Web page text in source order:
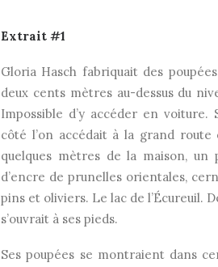
Extrait #1
Gloria Hasch fabriquait des
deux cents mètres au-dessus du
Impossible d’y accéder en voiture.
côté l’on accédait à la grand
quelques mètres de la maison,
d’encre de prunelles orientales,
pins et oliviers. Le lac de l’Écureuil.
s’ouvrait à ses pieds.
Ses poupées se montraient dans